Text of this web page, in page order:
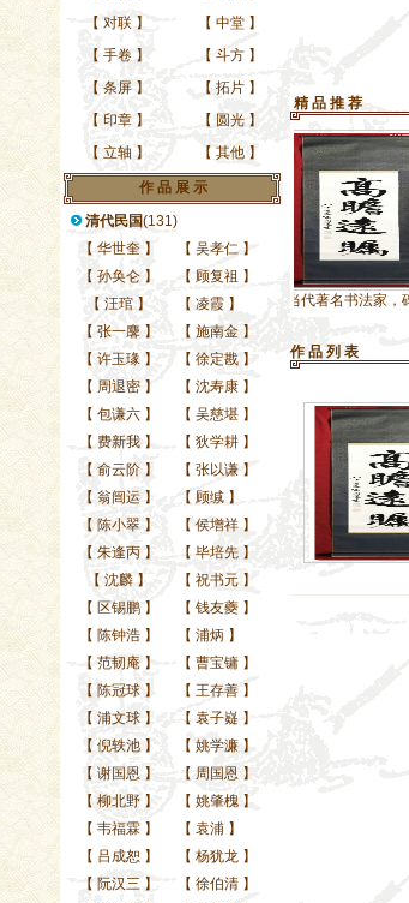
【 对联 】 【 中堂 】
【 手卷 】 【 斗方 】
【 条屏 】 【 拓片 】
【 印章 】 【 圆光 】
【 立轴 】 【 其他 】
作 品 展 示
清代民国(131)
【 华世奎 】 【 吴孝仁 】
【 孙奂仑 】 【 顾复祖 】
【 汪琯 】 【 凌霞 】
【 张一麐 】 【 施南金 】
【 许玉瑑 】 【 徐定戡 】
【 周退密 】 【 沈寿康 】
【 包谦六 】 【 吴慈堪 】
【 费新我 】 【 狄学耕 】
【 俞云阶 】 【 张以谦 】
【 翁闿运 】 【 顾缄 】
【 陈小翠 】 【 侯增祥 】
【 朱逢丙 】 【 毕培先 】
【 沈麟 】 【 祝书元 】
【 区锡鹏 】 【 钱友夔 】
【 陈钟浩 】 【 浦炳 】
【 范韧庵 】 【 曹宝镛 】
【 陈冠球 】 【 王存善 】
【 浦文球 】 【 袁子嶷 】
【 倪轶池 】 【 姚学濂 】
【 谢国恩 】 【 周国恩 】
【 柳北野 】 【 姚肇槐 】
【 韦福霖 】 【 袁浦 】
【 吕成恕 】 【 杨犹龙 】
【 阮汉三 】 【 徐伯清 】
精 品 推 荐
当代著名书法家，碑帖
作 品 列 表